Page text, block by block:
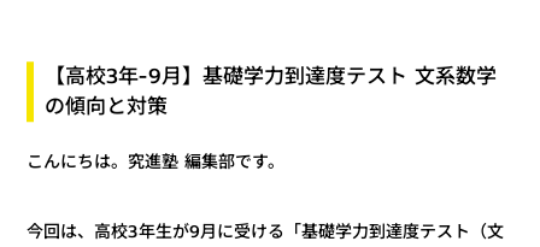
【高校3年-9月】基礎学力到達度テスト 文系数学
の傾向と対策
こんにちは。究進塾 編集部です。
今回は、高校3年生が9月に受ける「基礎学力到達度テスト（文